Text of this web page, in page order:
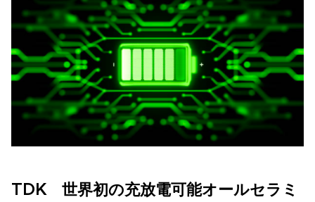
TDK 世界初の充放電可能オールセラミ